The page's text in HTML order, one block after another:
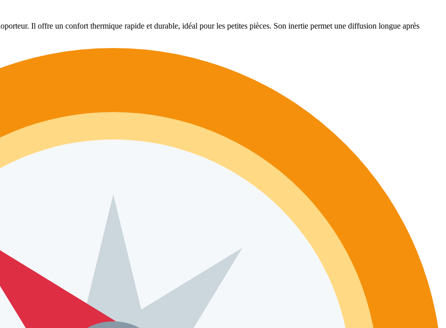
Il offre un confort thermique rapide et durable, idéal pour les petites pièces. Son inertie permet une diffusion longue après